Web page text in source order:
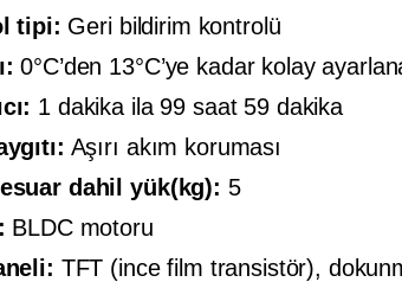
tipi: Geri bildirim kontrolü
0°C’den 13°C’ye kadar kolay
1 dakika ila 99 saat 59 dakika
Aşırı akım koruması
dahil yük(kg): 5
BLDC motoru
TFT (ince film transistör),